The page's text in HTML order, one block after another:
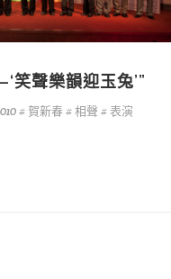
笑聲樂韻迎玉兔’”
# 賀新春# 相聲 # 表演